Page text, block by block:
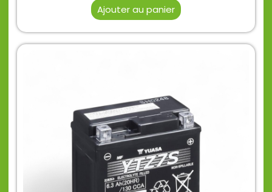
Ajouter au panier